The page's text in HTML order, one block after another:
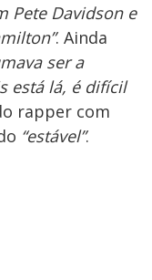
Pete Davidson e
. Ainda
ser a
está lá, é difícil
rapper com
“estável”.